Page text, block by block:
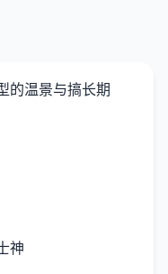
的温景与搞长期
神